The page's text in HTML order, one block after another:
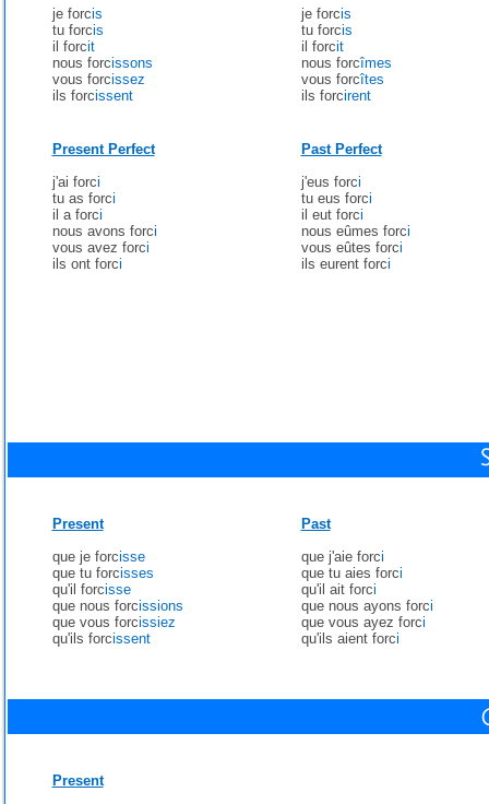
je forcis
tu forcis
il forcit
nous forcissons
vous forcissez
ils forcissent
je forcis
tu forcis
il forcit
nous forcîmes
vous forcîtes
ils forcirent
Present Perfect
j'ai forci
tu as forci
il a forci
nous avons forci
vous avez forci
ils ont forci
Past Perfect
j'eus forci
tu eus forci
il eut forci
nous eûmes forci
vous eûtes forci
ils eurent forci
Present
que je forcisse
que tu forcisses
qu'il forcisse
que nous forcissions
que vous forcissiez
qu'ils forcissent
Past
que j'aie forci
que tu aies forci
qu'il ait forci
que nous ayons forci
que vous ayez forci
qu'ils aient forci
Present